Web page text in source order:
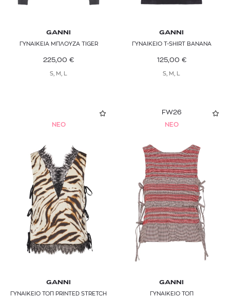
GANNI
ΓΥΝΑΙΚΕΙΑ ΜΠΛΟΥΖΑ TIGER
225,00 €
S, M, L
GANNI
ΓΥΝΑΙΚΕΙΟ T-SHIRT BANANA
125,00 €
S, M, L
NEO
GANNI
ΓΥΝΑΙΚΕΙΟ ΤΟΠ PRINTED STRETCH
FW26
NEO
GANNI
ΓΥΝΑΙΚΕΙΟ ΤΟΠ